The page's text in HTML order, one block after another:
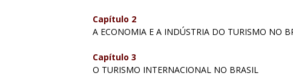
Capítulo 2
A ECONOMIA E A INDÚSTRIA DO TURISMO NO
Capítulo 3
O TURISMO INTERNACIONAL NO BRASIL